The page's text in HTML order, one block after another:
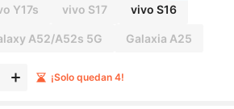
Y17s vivo S17 vivo S16
A52/A52s 5G Galaxia A25
¡Solo quedan 4!